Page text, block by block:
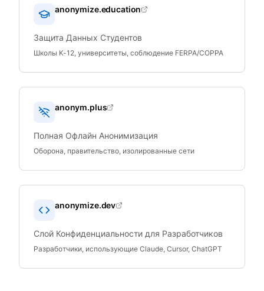
anonymize.education
Защита Данных Студентов
Школы K-12, университеты, соблюдение FERPA/COPPA
anonym.plus
Полная Офлайн Анонимизация
Оборона, правительство, изолированные сети
anonymize.dev
Слой Конфиденциальности для Разработчиков
Разработчики, использующие Claude, Cursor, ChatGPT